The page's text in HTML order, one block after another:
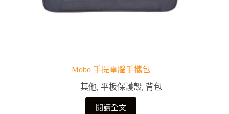
Mobo 手提電腦手攜包
其他,平板保護殼, 背包
閱讀全文